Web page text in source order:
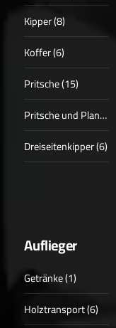
Kipper (8)
Koffer (6)
Pritsche (15)
Pritsche und Plane (3)
Dreiseitenkipper (6)
Auflieger
Getränke (1)
Holztransport (6)